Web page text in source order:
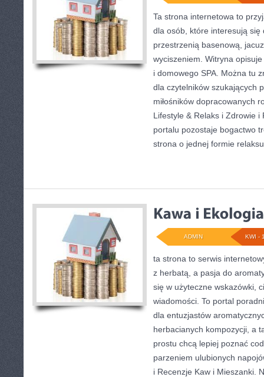
Ta strona internetowa to
dla osób, które interesują się
przestrzenią basenową,
wyciszeniem. Witryna
i domowego SPA. Można tu
dla czytelników szukających
miłośników dopracowanych
Lifestyle & Relaks i Zdrowie
portalu pozostaje bogactwo
strona o jednej formie
KWI -
ADMIN
ta strona to serwis
z herbatą, a pasja do
się w użyteczne wskazówki,
wiadomości. To portal
dla entuzjastów
herbacianych kompozycji, a
prostu chcą lepiej poznać
parzeniem ulubionych
i Recenzje Kaw i Mieszanki.